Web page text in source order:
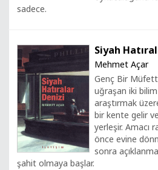
sadece.
Siyah
Mehmet Açar
Genç Bir
uğraşan iki bilim
araştırmak
bir kente gelir
yerleşir. Amacı
önce evine
sonra
şahit olmaya başlar.